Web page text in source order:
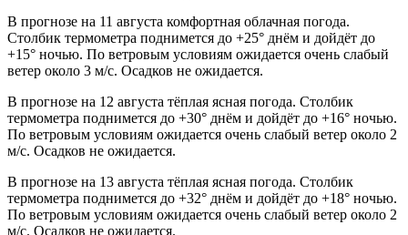
В прогнозе на 11 августа комфортная облачная погода.
Столбик термометра поднимется до +25° днём и дойдёт до
+15° ночью. По ветровым условиям ожидается очень слабый
ветер около 3 м/с. Осадков не ожидается.
В прогнозе на 12 августа тёплая ясная погода. Столбик
термометра поднимется до +30° днём и дойдёт до +16° ночью.
По ветровым условиям ожидается очень слабый ветер около 2
м/с. Осадков не ожидается.
В прогнозе на 13 августа тёплая ясная погода. Столбик
термометра поднимется до +32° днём и дойдёт до +18° ночью.
По ветровым условиям ожидается очень слабый ветер около 2
м/с. Осадков не ожидается.